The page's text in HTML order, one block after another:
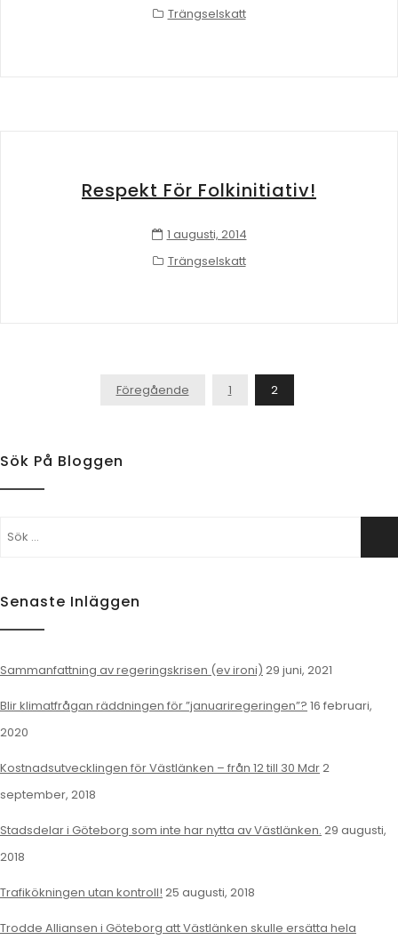
Trängselskatt
Respekt För Folkinitiativ!
1 augusti, 2014
Trängselskatt
Inläggsnavigering
Föregående 1 2
Sök På Bloggen
Sök
Senaste Inläggen
Sammanfattning av regeringskrisen (ev ironi) 29 juni, 2021
Blir klimatfrågan räddningen för ”januariregeringen”? 16 februari,
2020
Kostnadsutvecklingen för Västlänken – från 12 till 30 Mdr2
september, 2018
Stadsdelar i Göteborg som inte har nytta av Västlänken. 29 augusti,
2018
Trafikökningen utan kontroll! 25 augusti, 2018
Trodde Alliansen i Göteborg att Västlänken skulle ersätta hela